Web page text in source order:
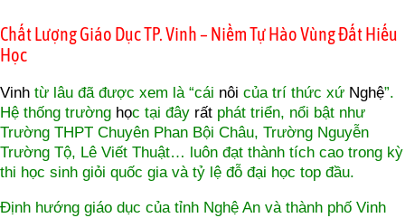
Chất Lượng Giáo Dục TP. Vinh – Niềm Tự Hào Vùng Đất Hiếu
Học
Vinh từ lâu đã được xem là “cái nôi của trí thức xứ Nghệ”.
Hệ thống trường học tại đây rất phát triển, nổi bật như
Trường THPT Chuyên Phan Bội Châu, Trường Nguyễn
Trường Tộ, Lê Viết Thuật… luôn đạt thành tích cao trong kỳ
thi học sinh giỏi quốc gia và tỷ lệ đỗ đại học top đầu.
Định hướng giáo dục của tỉnh Nghệ An và thành phố Vinh